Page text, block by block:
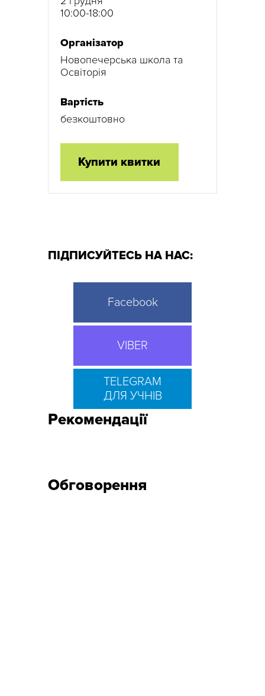
10:00-18:00
Організатор
Новопечерська школа та
Освіторія
Вартість
безкоштовно
Купити квитки
ПІДПИСУЙТЕСЬ НА НАС:
Facebook
VIBER
TELEGRAM
ДЛЯ УЧНІВ
Рекомендації
Обговорення